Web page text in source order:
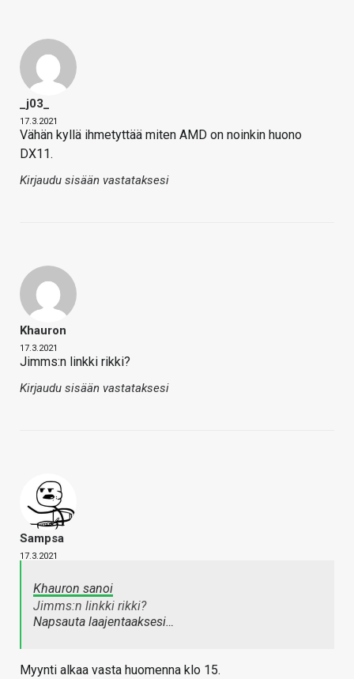
_j03_
17.3.2021
Vähän kyllä ihmetyttää miten AMD on noinkin huono
DX11.
Kirjaudu sisään vastataksesi
Khauron
17.3.2021
Jimms:n linkki rikki?
Kirjaudu sisään vastataksesi
Sampsa
17.3.2021
Khauron sanoi
Jimms:n linkki rikki?
Napsauta laajentaaksesi…
Myynti alkaa vasta huomenna klo 15.